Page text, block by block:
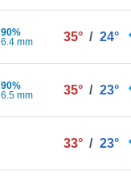
90%
6.4 mm
35° / 24°
90%
6.5 mm
35° / 23°
33° / 23°